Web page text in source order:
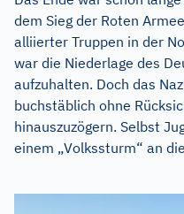
dem Sieg der Roten
alliierter Truppen in der
war die Niederlage des
aufzuhalten. Doch das
buchstäblich ohne
hinauszuzögern. Selbst
einem „Volkssturm“ an